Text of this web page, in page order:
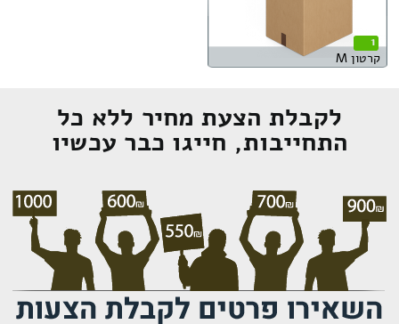
1
קרטון M
לקבלת הצעת מחיר ללא כל
התחייבות, חייגו כבר עכשיו